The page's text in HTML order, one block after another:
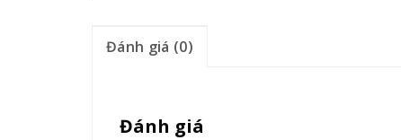
Đánh giá (0)
Đánh giá